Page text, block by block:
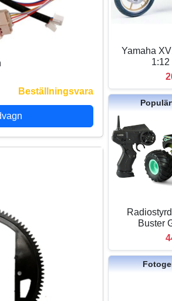
Beställningsvara
Yamaha
1:12
Buster